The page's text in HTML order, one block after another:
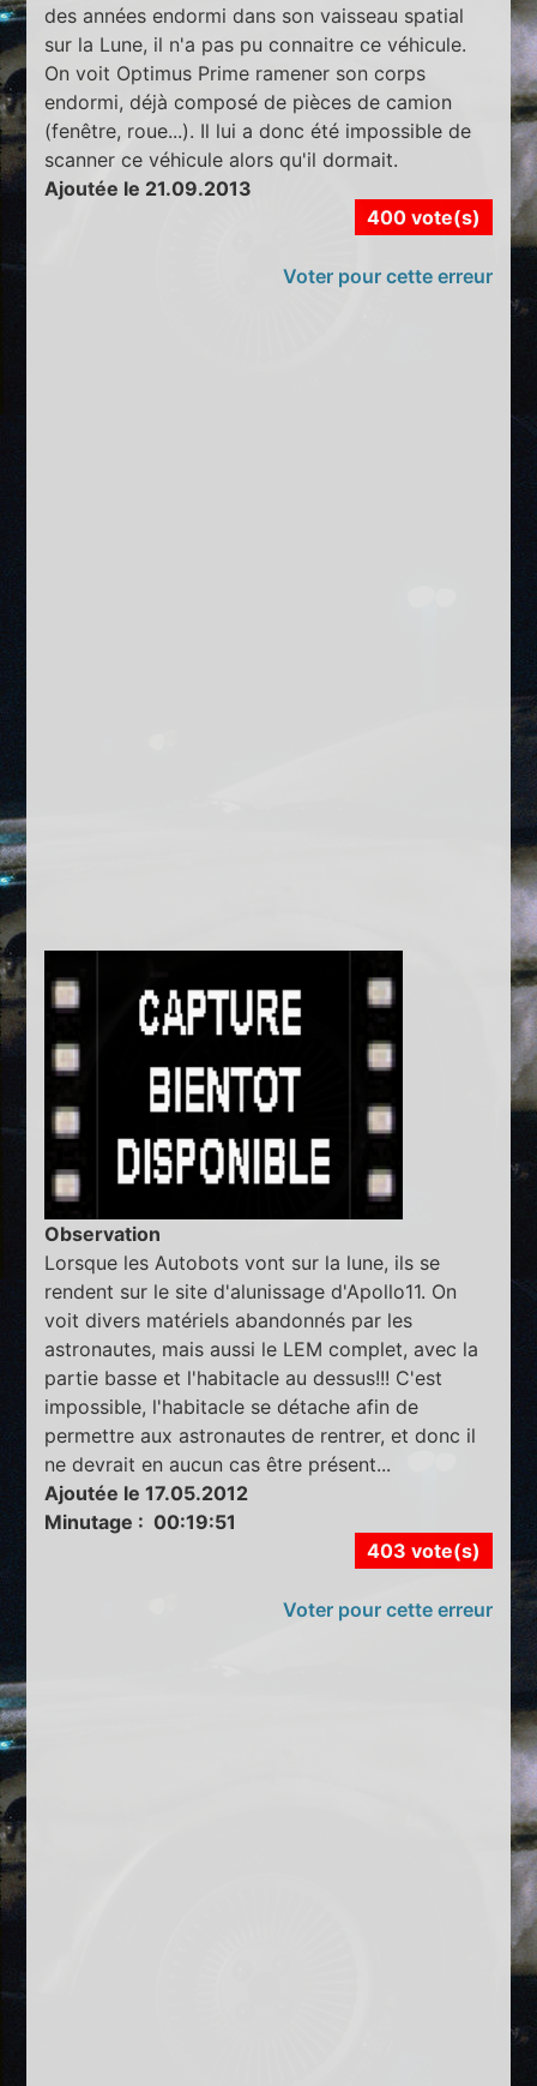
des années endormi dans son vaisseau spatial
sur la Lune, il n'a pas pu connaitre ce véhicule.
On voit Optimus Prime ramener son corps
endormi, déjà composé de pièces de camion
(fenêtre, roue...). Il lui a donc été impossible de
scanner ce véhicule alors qu'il dormait.
Ajoutée le 21.09.2013
400 vote(s)
Voter pour cette erreur
Observation
Lorsque les Autobots vont sur la lune, ils se
rendent sur le site d'alunissage d'Apollo11. On
voit divers matériels abandonnés par les
astronautes, mais aussi le LEM complet, avec la
partie basse et l'habitacle au dessus!!! C'est
impossible, l'habitacle se détache afin de
permettre aux astronautes de rentrer, et donc il
ne devrait en aucun cas être présent...
Ajoutée le 17.05.2012
Minutage : 00:19:51
403 vote(s)
Voter pour cette erreur